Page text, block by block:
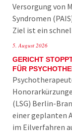
Versorgung von
Syndromen
Ziel ist ein
5. August 2026
GERICHT
FÜR
(LSG) Berlin-
einer geplanten
im Eilverfahren